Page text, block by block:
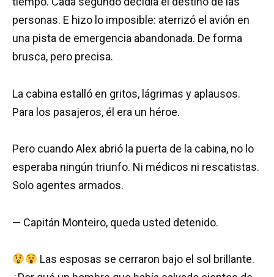
personas. E hizo lo imposible: aterrizó el avión en
una pista de emergencia abandonada. De forma
brusca, pero precisa.
La cabina estalló en gritos, lágrimas y aplausos.
Para los pasajeros, él era un héroe.
Pero cuando Alex abrió la puerta de la cabina, no lo
esperaba ningún triunfo. Ni médicos ni rescatistas.
Solo agentes armados.
— Capitán Monteiro, queda usted detenido.
Las esposas se cerraron bajo el sol brillante.